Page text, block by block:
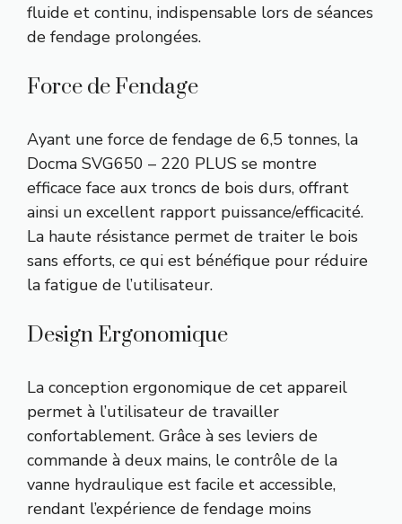
fluide et continu, indispensable lors de séances
de fendage prolongées.
Force de Fendage
Ayant une force de fendage de 6,5 tonnes, la
Docma SVG650 – 220 PLUS se montre
efficace face aux troncs de bois durs, offrant
ainsi un excellent rapport puissance/efficacité.
La haute résistance permet de traiter le bois
sans efforts, ce qui est bénéfique pour réduire
la fatigue de l’utilisateur.
Design Ergonomique
La conception ergonomique de cet appareil
permet à l’utilisateur de travailler
confortablement. Grâce à ses leviers de
commande à deux mains, le contrôle de la
vanne hydraulique est facile et accessible,
rendant l’expérience de fendage moins